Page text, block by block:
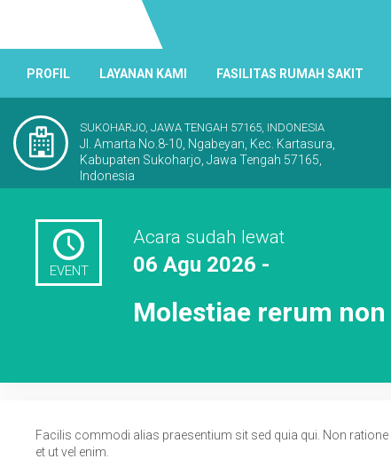
PROFIL LAYANAN KAMI FASILITAS RUMAH SAKIT
SUKOHARJO, JAWA TENGAH 57165, INDONESIA
Jl. Amarta No.8-10, Ngabeyan, Kec. Kartasura,
Kabupaten Sukoharjo, Jawa Tengah 57165,
Indonesia
EVENT
Acara sudah lewat
06 Agu 2026 -
Molestiae rerum
Facilis commodi alias praesentium sit sed quia qui. Non
et ut vel enim.